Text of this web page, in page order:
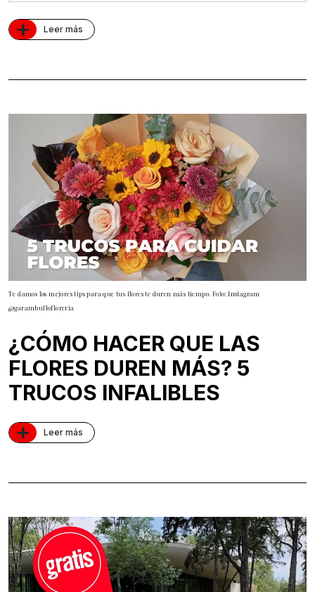
+ Leer más
Te damos los mejores tips para que tus flores te duren más tiempo. Foto: Instagram
@garambullofloreria
¿CÓMO HACER QUE LAS
FLORES DUREN MÁS? 5
TRUCOS INFALIBLES
+ Leer más